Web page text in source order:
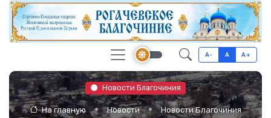
A- A A+
Новости Благочиния
На главную Новости Новости Благочиния